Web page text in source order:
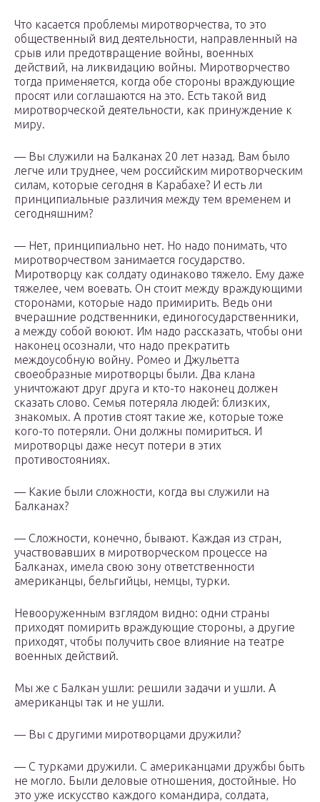
Что касается проблемы миротворчества, то это
общественный вид деятельности, направленный на
срыв или предотвращение войны, военных
действий, на ликвидацию войны. Миротворчество
тогда применяется, когда обе стороны враждующие
просят или соглашаются на это. Есть такой вид
миротворческой деятельности, как принуждение к
миру.
— Вы служили на Балканах 20 лет назад. Вам было
легче или труднее, чем российским миротворческим
силам, которые сегодня в Карабахе? И есть ли
принципиальные различия между тем временем и
сегодняшним?
— Нет, принципиально нет. Но надо понимать, что
миротворчеством занимается государство.
Миротворцу как солдату одинаково тяжело. Ему даже
тяжелее, чем воевать. Он стоит между враждующими
сторонами, которые надо примирить. Ведь они
вчерашние родственники, единогосударственники,
а между собой воюют. Им надо рассказать, чтобы они
наконец осознали, что надо прекратить
междоусобную войну. Ромео и Джульетта
своеобразные миротворцы были. Два клана
уничтожают друг друга и кто-то наконец должен
сказать слово. Семья потеряла людей: близких,
знакомых. А против стоят такие же, которые тоже
кого-то потеряли. Они должны помириться. И
миротворцы даже несут потери в этих
противостояниях.
— Какие были сложности, когда вы служили на
Балканах?
— Сложности, конечно, бывают. Каждая из стран,
участвовавших в миротворческом процессе на
Балканах, имела свою зону ответственности
американцы, бельгийцы, немцы, турки.
Невооруженным взглядом видно: одни страны
приходят помирить враждующие стороны, а другие
приходят, чтобы получить свое влияние на театре
военных действий.
Мы же с Балкан ушли: решили задачи и ушли. А
американцы так и не ушли.
— Вы с другими миротворцами дружили?
— С турками дружили. С американцами дружбы быть
не могло. Были деловые отношения, достойные. Но
это уже искусство каждого командира, солдата,